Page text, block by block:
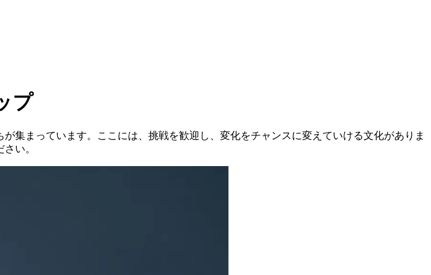
プ
集まっています。ここには、挑戦を歓迎し、変化をチャンスに変えていける文化がありま
い。